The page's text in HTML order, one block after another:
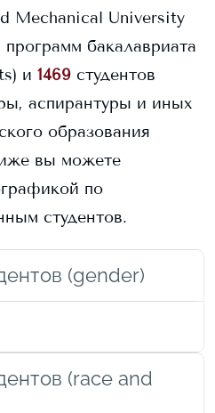
Mechanical University
программ бакалавриата
и 1469 студентов
аспирантуры и иных
образования
вы можете
по
студентов.
(gender)
(race and